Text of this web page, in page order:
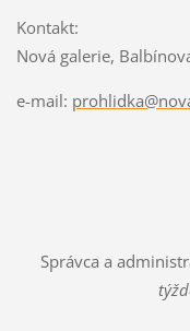
Kontakt:
Nová galerie,
e-mail:
Správca a